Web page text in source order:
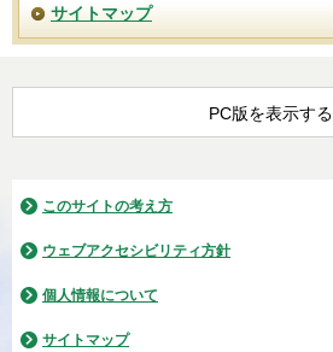
サイトマップ
PC版を表示する
このサイトの考え方
ウェブアクセシビリティ方針
個人情報について
サイトマップ